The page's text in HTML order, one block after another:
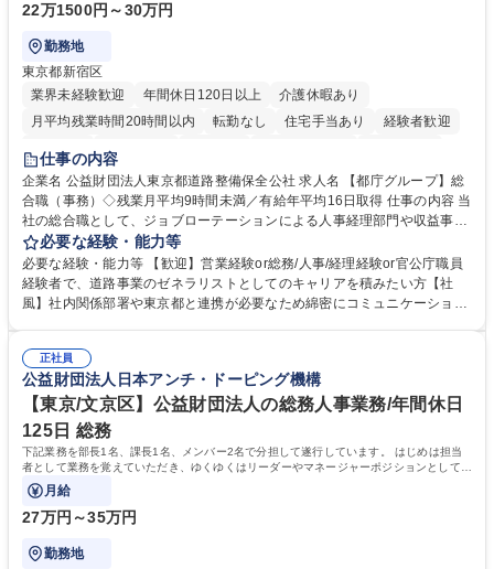
22万1500円～30万円
勤務地
東京都新宿区
業界未経験歓迎
年間休日120日以上
介護休暇あり
月平均残業時間20時間以内
転勤なし 住宅手当あり
経験者歓迎
研修あり
退職金あり
駅近5分以内
資格取得手当あり 食事補助あり
仕事の内容
企業名 公益財団法人東京都道路整備保全公社 求人名 【都庁グループ】総
合職（事務）◇残業月平均9時間未満／有給年平均16日取得 仕事の内容 当
社の総合職として、ジョブローテーションによる人事経理部門や収益事業
等のフロント部門の部署等幅広い部署での業務をお任せいたします。研修
制度やキャリア支援が充実しております！ ※下記業務詳細 【業務詳細】■
管理部門：広報、人事、経理など当公社の運営に係る管理業務 ■収益部
門：駐車場の新規開拓、管理運営、新宿駅西口広場の「イベントコーナ
道路施設や道路工事現場の見学ツアー事業 ※入社後は上記いずれかの部門
へ配属。※業務内容変更の範囲：会社の定める業務 募集職種 【都庁グル
ープ】総合職（事務）◇残業月平均9時間未満／有給年平均16日取得
必要な経験・能力等
必要な経験・能力等 【歓迎】営業経験or総務/人事/経理経験or官公庁職員
経験者で、道路事業のゼネラリストとしてのキャリアを積みたい方【社
風】社内関係部署や東京都と連携が必要なため綿密にコミュニケーション
部門など多岐に渡る業務を経験できます。 ■様々なプロジェクト：駐車場
事業の他、新宿駅西口広場内に設置された照明を兼ねた広告「ブライトサ
イン」の管理運営を行うなど、事業収益を生み出す活動を積極的に行って
います。 学歴・資格 学歴：大学院 大学 高専 短大 専修学校 高校 語学力：
資格：
正社員
公益財団法人日本アンチ・ドーピング機構
【東京/文京区】公益財団法人の総務人事業務/年間休日
125日 総務
下記業務を部長1名、課長1名、メンバー2名で分担して遂行しています。 はじめは担当
者として業務を覚えていただき、ゆくゆくはリーダーやマネージャーポジションとして活
躍いただくことを期待しています。
月給
27万円～35万円
勤務地